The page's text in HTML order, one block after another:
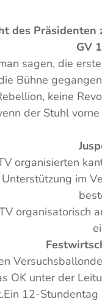
des Präsidenten
GV
sagen, die
Bühne
keine
der Stuhl
organisierten
im
organisatorisch
OK unter der
12-